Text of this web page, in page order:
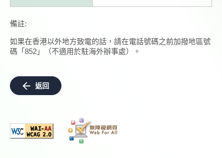
備註:
如果在香港以外地方致電的話，請在電話號碼之前加撥地區號
碼「852」（不適用於駐海外辦事處）。
返回